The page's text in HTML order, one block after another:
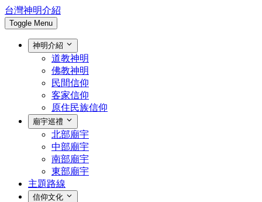
台灣神明介紹
Toggle Menu
神明介紹
道教神明
佛教神明
民間信仰
客家信仰
原住民族信仰
廟宇巡禮
北部廟宇
中部廟宇
南部廟宇
東部廟宇
主題路線
信仰文化